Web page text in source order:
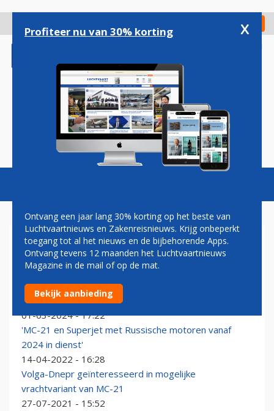
gaan
Check in
Magazine Podcasts Vacatures
MC-21
Door westerse sancties getroffen ontwikkeling van
Russische MC-21 loopt nog meer vertraging op
01-03-2024 - 17:22
'MC-21 en Superjet met Russische motoren vanaf
2024 in dienst'
14-04-2022 - 16:28
Volga-Dnepr geïnteresseerd in mogelijke
vrachtvariant van MC-21
27-07-2021 - 15:52
Profiteer nu van 30% korting x
Ontvang een jaar lang 30% korting op het beste van
Luchtvaartnieuws en Zakenreisnieuws. Krijg onbeperkt
toegang tot al het nieuws en de bijbehorende Apps.
Ontvang tevens 12 maanden het Luchtvaartnieuws
Magazine in de mail of op de mat.
Bekijk aanbieding